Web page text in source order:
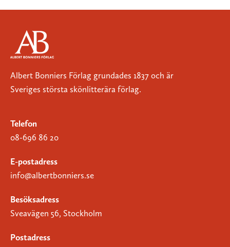
Albert Bonniers Förlag grundades 1837 och är
Sveriges största skönlitterära förlag.
Telefon
08-696 86 20
E-postadress
info@albertbonniers.se
Besöksadress
Sveavägen 56, Stockholm
Postadress